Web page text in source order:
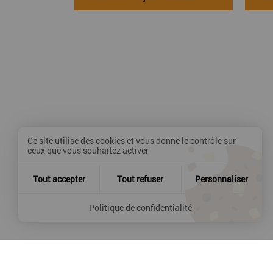
Ce site utilise des cookies et vous donne le contrôle sur
ceux que vous souhaitez activer
Tout accepter Tout refuser Personnaliser
Politique de confidentialité